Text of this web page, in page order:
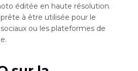
éditée en haute résolution.
à être utilisée pour le
ou les plateformes de